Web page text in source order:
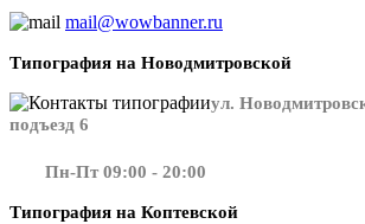
mail@wowbanner.ru
Типография на Новодмитровской
ул.
подъезд 6
Пн-Пт 09:00 - 20:00
Типография на Коптевской